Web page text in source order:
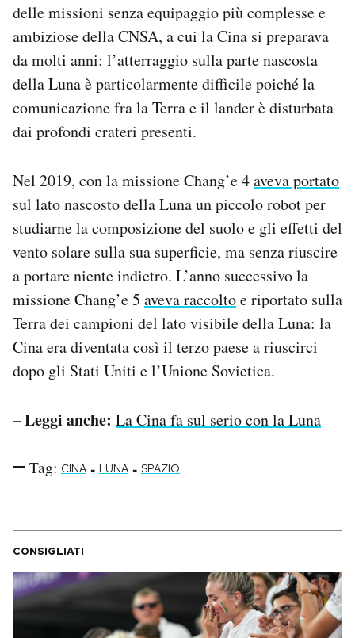
delle missioni senza equipaggio più complesse e
ambiziose della CNSA, a cui la Cina si preparava
da molti anni: l’atterraggio sulla parte nascosta
della Luna è particolarmente difficile poiché la
comunicazione fra la Terra e il lander è disturbata
dai profondi crateri presenti.
Nel 2019, con la missione Chang’e 4aveva portato
sul lato nascosto della Luna un piccolo robot per
studiarne la composizione del suolo e gli effetti del
vento solare sulla sua superficie, ma senza riuscire
a portare niente indietro. L’anno successivo la
missione Chang’e 5 aveva raccoltoe riportato sulla
Terra dei campioni del lato visibile della Luna: la
Cina era diventata così il terzo paese a riuscirci
dopo gli Stati Uniti e l’Unione Sovietica.
– Leggi anche: La Cina fa sul serio con la Luna
Tag: CINA - LUNA - SPAZIO
CONSIGLIATI